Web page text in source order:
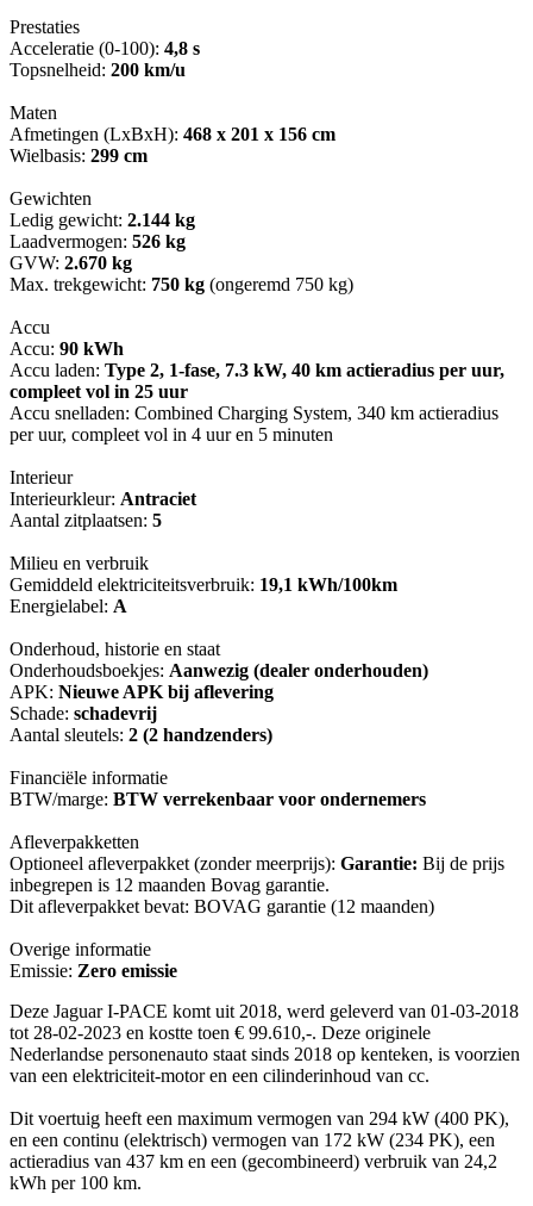
Prestaties
Acceleratie (0-100): 4,8 s
Topsnelheid: 200 km/u
Maten
Afmetingen (LxBxH): 468 x 201 x 156 cm
Wielbasis: 299 cm
Gewichten
Ledig gewicht: 2.144 kg
Laadvermogen: 526 kg
GVW: 2.670 kg
Max. trekgewicht: 750 kg (ongeremd 750 kg)
Accu
Accu: 90 kWh
Accu laden: Type 2, 1-fase, 7.3 kW, 40 km actieradius per uur,
compleet vol in 25 uur
Accu snelladen: Combined Charging System, 340 km actieradius
per uur, compleet vol in 4 uur en 5 minuten
Interieur
Interieurkleur: Antraciet
Aantal zitplaatsen: 5
Milieu en verbruik
Gemiddeld elektriciteitsverbruik: 19,1 kWh/100km
Energielabel: A
Onderhoud, historie en staat
Onderhoudsboekjes: Aanwezig (dealer onderhouden)
APK: Nieuwe APK bij aflevering
Schade: schadevrij
Aantal sleutels: 2 (2 handzenders)
Financiële informatie
BTW/marge: BTW verrekenbaar voor ondernemers
Afleverpakketten
Optioneel afleverpakket (zonder meerprijs): Garantie: Bij de prijs
inbegrepen is 12 maanden Bovag garantie.
Dit afleverpakket bevat: BOVAG garantie (12 maanden)
Overige informatie
Emissie: Zero emissie
Deze Jaguar I-PACE komt uit 2018, werd geleverd van 01-03-2018
tot 28-02-2023 en kostte toen € 99.610,-. Deze originele
Nederlandse personenauto staat sinds 2018 op kenteken, is voorzien
van een elektriciteit-motor en een cilinderinhoud van cc.
Dit voertuig heeft een maximum vermogen van 294 kW (400 PK),
en een continu (elektrisch) vermogen van 172 kW (234 PK), een
actieradius van 437 km en een (gecombineerd) verbruik van 24,2
kWh per 100 km.